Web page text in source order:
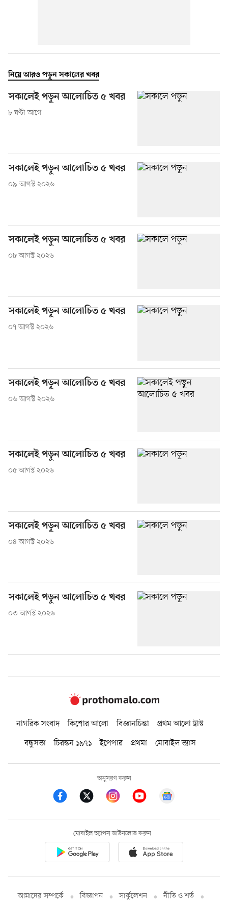
নিয়ে আরও পড়ুন সকালের খবর
সকালেই পড়ুন আলোচিত ৫ খবর
৮ ঘণ্টা আগে
সকালেই পড়ুন আলোচিত ৫ খবর
০৯ আগস্ট ২০২৬
সকালেই পড়ুন আলোচিত ৫ খবর
০৮ আগস্ট ২০২৬
সকালেই পড়ুন আলোচিত ৫ খবর
০৭ আগস্ট ২০২৬
সকালেই পড়ুন আলোচিত ৫ খবর
০৬ আগস্ট ২০২৬
সকালেই পড়ুন আলোচিত ৫ খবর
০৫ আগস্ট ২০২৬
সকালেই পড়ুন আলোচিত ৫ খবর
০৪ আগস্ট ২০২৬
সকালেই পড়ুন আলোচিত ৫ খবর
০৩ আগস্ট ২০২৬
নাগরিক সংবাদ কিশোর আলো বিজ্ঞানচিন্তা
প্রথম আলো ট্রাস্ট
বন্ধুসভা
চিরন্তন ১৯৭১ ইপেপার প্রথমা মোবাইল ভ্যাস
অনুসরণ করুন
মোবাইল অ্যাপস ডাউনলোড করুন
আমাদের সম্পর্কে বিজ্ঞাপন সার্কুলেশন নীতি ও শর্ত